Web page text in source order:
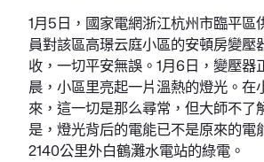
1月5日，國家電網浙江杭州市臨平區
員對該區高璟云庭小區的安頓房變壓
收，一切平安無誤。1月6日，變壓器
晨，小區里亮起一片溫熱的燈光。在
來，這一切是那么尋常，但大師不了
是，燈光背后的電能已不是原來的電
2140公里外白鶴灘水電站的綠電。